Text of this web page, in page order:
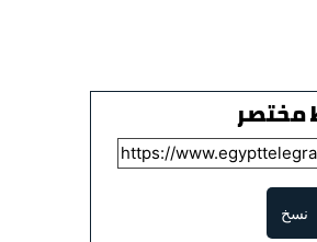
مختصر
نسخ